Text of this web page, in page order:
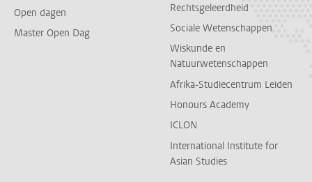
Open dagen
Master Open Dag
Rechtsgeleerdheid
Sociale Wetenschappen
Wiskunde en
Natuurwetenschappen
Afrika-Studiecentrum Leiden
Honours Academy
ICLON
International Institute for
Asian Studies